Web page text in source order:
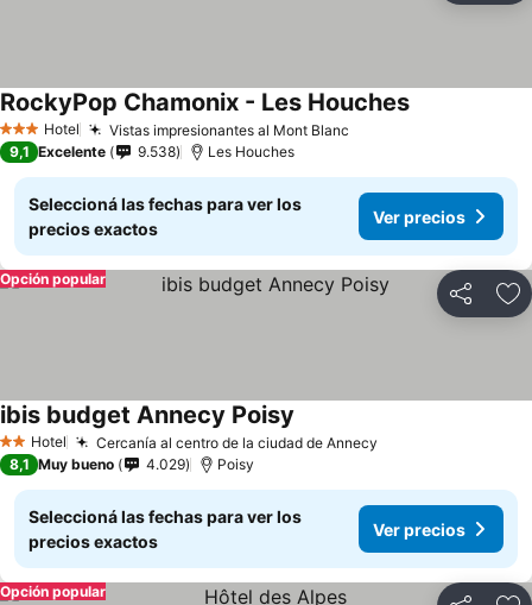
3 Estrellas
Hotel Vistas impresionantes al Mont Blanc
RockyPop Chamonix - Les HouchesVer precios
9,1 Excelente 9.538 Les Houches
Seleccioná las fechas para ver los
precios exactos
Ver precios
Compartir
Opción popular
2 Estrellas
Hotel Cercanía al centro de la ciudad de Annecy
ibis budget Annecy Poisy
8,1 Muy bueno 4.029 Poisy
Seleccioná las fechas para ver los
precios exactos
Ver precios
Opción popular